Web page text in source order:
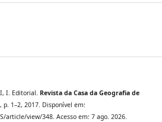
I. Editorial. Revista da Casa da Geografia de
p. 1–2, 2017. Disponível em:
article/view/348. Acesso em: 7 ago. 2026.